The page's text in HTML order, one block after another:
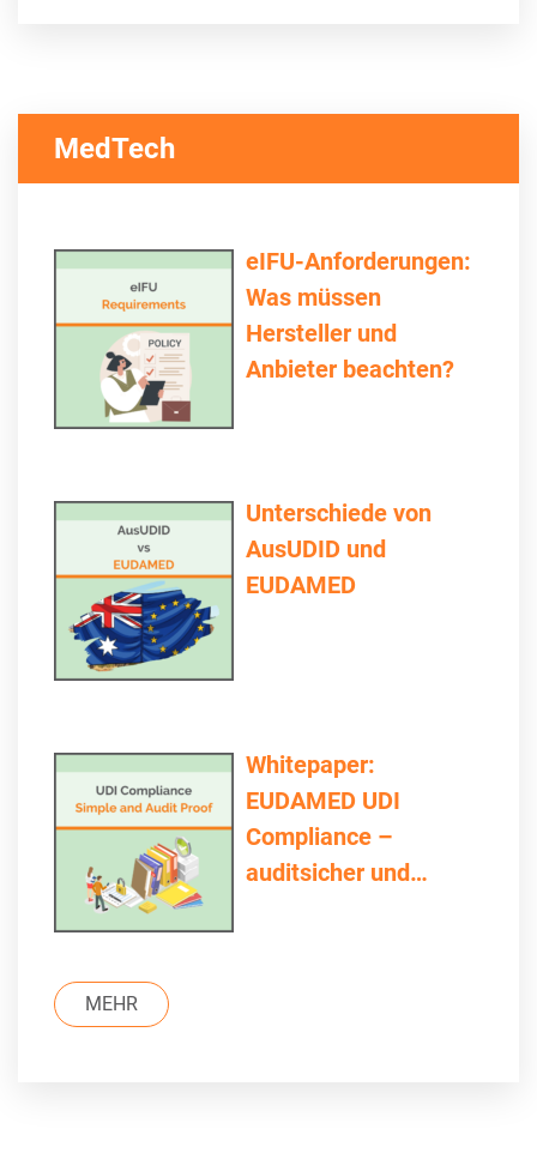
MedTech
eIFU-Anforderungen:
Was müssen
Hersteller und
Anbieter beachten?
Unterschiede von
AusUDID und
EUDAMED
Whitepaper:
EUDAMED UDI
Compliance –
auditsicher und
MEHR